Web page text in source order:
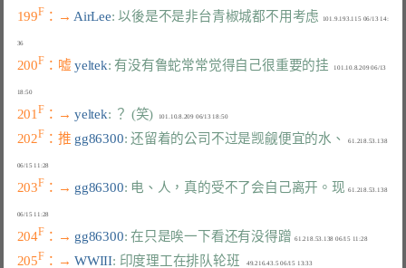
199F ：→ AirLee: 以後是不是非台青椒城都不用考虑
  101.9.193.115 06/13 14:
200F ：嘘 yeltek: 有没有鲁蛇常常觉得自己很重要的挂
   101.10.8.209 06/13
18:50
201 F ：→ yeltek: ？ (笑)
   101.10.8.209 06/13 18:50
202F ：推 gg86300: 还留着的公司不过是觊觎便宜的水、
  61.218.53.138
203F ：→ gg86300: 电、人，真的受不了会自己离开。现
  61.218.53.138
204F ：→ gg86300: 在只是唉一下看还有没得蹭
  61.218.53.138 06/15 11:28
205F ：→ WWIII: 印度理工在排队轮班
    49.216.43.5 06/15 13:33